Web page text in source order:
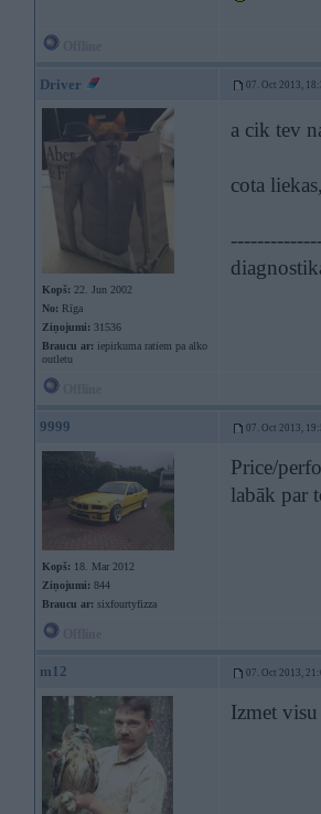
Driver 07. Oct 2013,
Kopš: 22. Jun 2002
No: Rīga
Ziņojumi: 31536
Braucu ar: iepirkuma ratiem pa alko
outletu
a cik tev
cota
9999 07. Oct 2013,
Kopš: 18. Mar 2012
Ziņojumi: 844
Braucu ar: sixfourtyfizza
Price/
labāk par
m12 07. Oct 2013,
Izmet visu